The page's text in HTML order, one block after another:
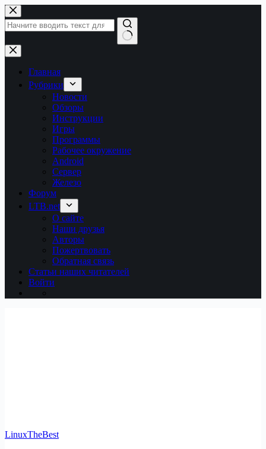
Перейти
к
сути
Ничего
не
найденоГлавная
Рубрики
Новости
Обзоры
Инструкции
Игры
Программы
Рабочее окружение
Android
Сервер
Железо
Форум
LTB.net
О сайте
Наши друзья
Авторы
Пожертвовать
Обратная связь
Статьи наших читателей
Войти
LinuxTheBest